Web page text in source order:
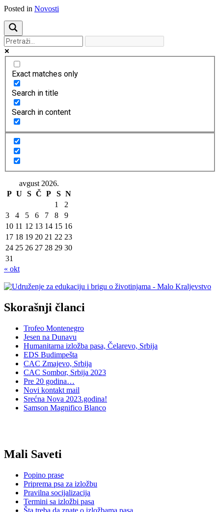
Posted in Novosti
Exact matches only
Search in title
Search in content
avgust 2026.
P U S Č P S N
1
2
3
4 5 6 7 8
9
10 11 12 13 14 15 16
17 18 19 20 21 22 23
24 25 26 27 28 29 30
31
« okt
Skorašnji članci
Trofeo Montenegro
Jesen na Dunavu
Humanitarna izložba pasa, Čelarevo, Srbija
EDS Budimpešta
CAC Zmajevo, Srbija
CAC Sombor, Srbija 2023
Pre 20 godina…
Novi kontakt mail
Srećna Nova 2023.godina!
Samson Magnifico Blanco
Mali Saveti
Popino prase
Priprema psa za izložbu
Pravilna socijalizacija
Termini sa izložbi pasa
Šta treba da znate o izložbama pasa